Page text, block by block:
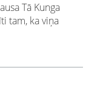
Tā Kunga
tam, ka viņa